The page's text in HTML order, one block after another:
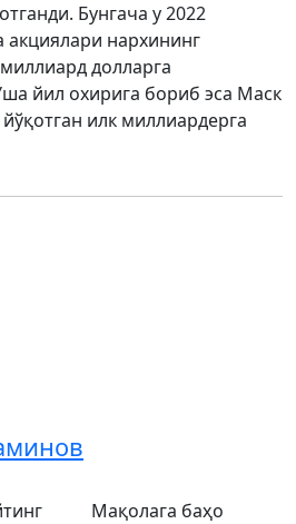
Бунгача у 2022
нархининг
долларга
йил охирига бориб эса Маск
илк миллиардерга
Мақолага баҳо